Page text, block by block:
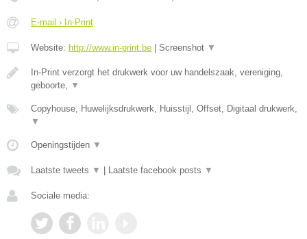
E-mail › In-Print
Website: http://www.in-print.be | Screenshot ▼
In-Print verzorgt het drukwerk voor uw handelszaak, vereniging,
geboorte,
▼
Copyhouse, Huwelijksdrukwerk, Huisstijl, Offset, Digitaal drukwerk,
▼
Openingstijden ▼
Laatste tweets ▼ | Laatste facebook posts ▼
Sociale media: